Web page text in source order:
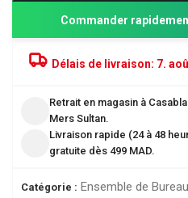
Commander
Délais de livraison: 7.
Retrait en magasin à
Mers Sultan.
Livraison rapide (24 à 48
gratuite dès 499 MAD.
Catégorie : Ensemble de Bureau